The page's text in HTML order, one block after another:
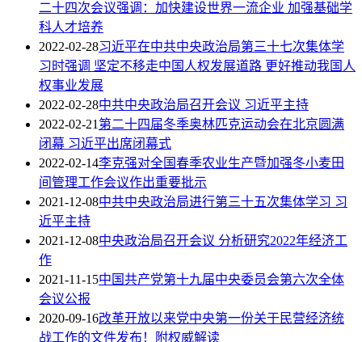
二十四次会议强调：加快建设世界一流企业 加强基础学
科人才培养
2022-02-28习近平在中共中央政治局第三十七次集体学
习时强调 坚定不移走中国人权发展道路 更好推动我国人
权事业发展
2022-02-28中共中央政治局召开会议 习近平主持
2022-02-21第二十四届冬季奥林匹克运动会在北京圆满
闭幕 习近平出席闭幕式
2022-02-14李克强对全国春季农业生产暨加强冬小麦田
间管理工作会议作出重要批示
2021-12-08中共中央政治局进行第三十五次集体学习 习
近平主持
2021-12-08中央政治局召开会议 分析研究2022年经济工
作
2021-11-15中国共产党第十九届中央委员会第六次全体
会议公报
2020-09-16改革开放以来党中央第一份关于民营经济统
战工作的文件发布！附权威解读